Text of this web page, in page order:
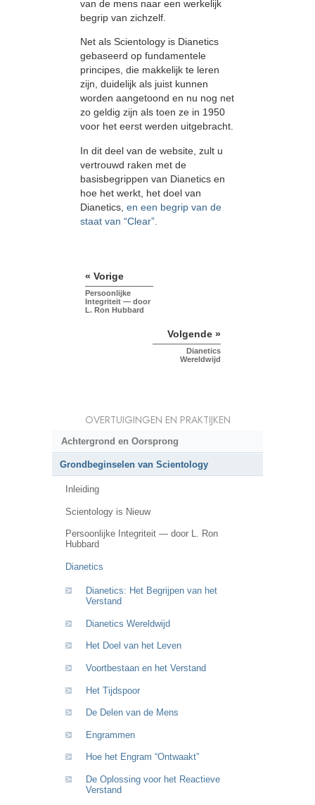
van de mens naar een werkelijk
begrip van zichzelf.
Net als Scientology is Dianetics
gebaseerd op fundamentele
principes, die makkelijk te leren
zijn, duidelijk als juist kunnen
worden aangetoond en nu nog net
zo geldig zijn als toen ze in 1950
voor het eerst werden uitgebracht.
In dit deel van de website, zult u
vertrouwd raken met de
basisbegrippen van Dianetics en
hoe het werkt, het doel van
Dianetics, en een begrip van de
staat van “Clear”.
« Vorige
Persoonlijke
Integriteit — door
L. Ron Hubbard
Volgende »
Dianetics
Wereldwijd
OVERTUIGINGEN EN PRAKTIJKEN
Achtergrond en Oorsprong
Grondbeginselen van Scientology
Inleiding
Scientology is Nieuw
Persoonlijke Integriteit — door L. Ron
Hubbard
Dianetics
Dianetics: Het Begrijpen van het
Verstand
Dianetics Wereldwijd
Het Doel van het Leven
Voortbestaan en het Verstand
Het Tijdspoor
De Delen van de Mens
Engrammen
Hoe het Engram “Ontwaakt”
De Oplossing voor het Reactieve
Verstand